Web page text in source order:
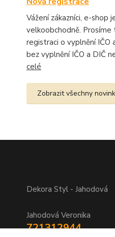
Vážení zákazníci, e-shop
velkoobchodně. Prosíme
registraci o vyplnění IČO
bez vyplnění IČO a DIČ
celé
Zobrazit všechny
Dekora Styl - Jahodová
Jahodová Veronika
721312944